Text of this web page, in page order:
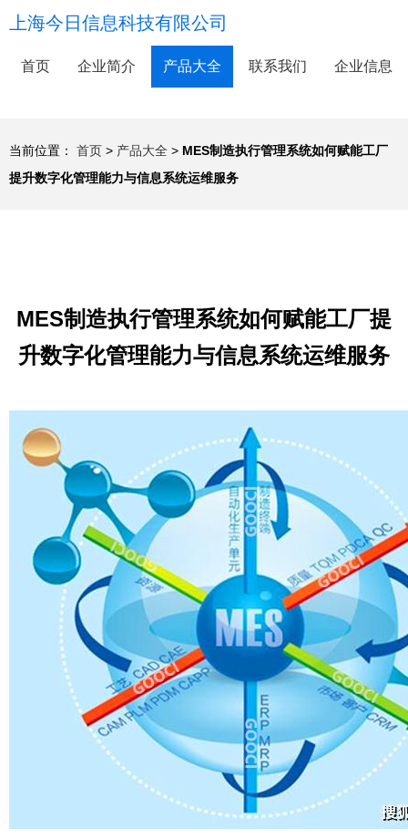
上海今日信息科技有限公司
首页 企业简介 产品大全 联系我们 企业信息
当前位置： 首页 > 产品大全 > MES制造执行管理系统如何赋能工厂
提升数字化管理能力与信息系统运维服务
MES制造执行管理系统如何赋能工厂提
升数字化管理能力与信息系统运维服务